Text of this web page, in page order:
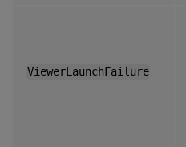
ViewerLaunchFailure